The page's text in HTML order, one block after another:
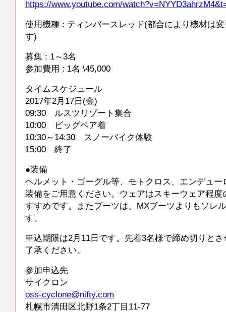
https://www.youtube.com/
使用機種 : ティンバースレッド(都合により機材は
す)
募集 : 1～3名
参加費用 : 1名 \45,000
タイムスケジュール
2017年2月17日(金)
09:30 ルスツリゾート集合
10:00 ビッグベア着
10:30～14:30 スノーバイク体験
15:00 終了
●装備
ヘルメット・ゴーグル等、モトクロス、エンデュ
装備をご用意ください。ウェアはスキーウェア程
すすめです。またブーツは、MXブーツよりもソレ
す。
申込期限は2月11日です。先着3名様で締め切りと
了承ください。
参加申込先
サイクロン
oss-cyclone@nifty.com
札幌市清田区北野1条2丁目11-77